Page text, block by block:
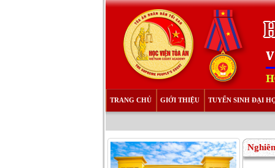
TRANG CHỦ GIỚI THIỆU TUYỂN SINH ĐẠI